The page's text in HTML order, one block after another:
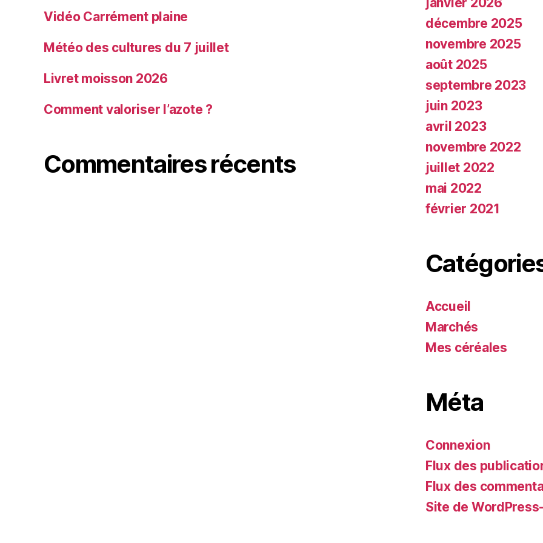
Vidéo Carrément plaine
Météo des cultures du 7 juillet
Livret moisson 2026
Comment valoriser l’azote ?
Commentaires récents
décembre 2025
novembre 2025
août 2025
septembre 2023
juin 2023
avril 2023
novembre 2022
juillet 2022
mai 2022
février 2021
Accueil
Marchés
Mes céréales
Méta
Connexion
Flux des
Flux des
Site de